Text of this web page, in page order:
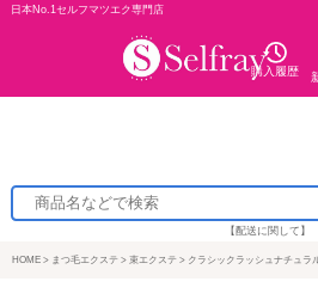
日本No.1セルフマツエク専門店
購入履歴
【配送に関して】
HOME まつ毛エクステ 束エクステ クラシックラッシュナチュラ